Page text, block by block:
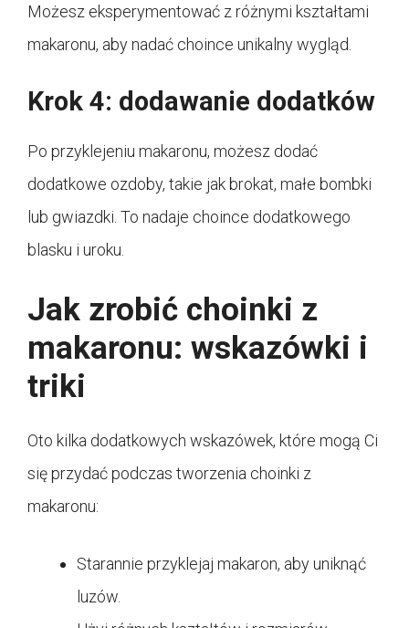
Możesz eksperymentować z różnymi kształtami
makaronu, aby nadać choince unikalny wygląd.
Krok 4: dodawanie dodatków
Po przyklejeniu makaronu, możesz dodać
dodatkowe ozdoby, takie jak brokat, małe bombki
lub gwiazdki. To nadaje choince dodatkowego
blasku i uroku.
Jak zrobić choinki z
makaronu: wskazówki i
triki
Oto kilka dodatkowych wskazówek, które mogą Ci
się przydać podczas tworzenia choinki z
makaronu:
Starannie przyklejaj makaron, aby uniknąć
luzów.